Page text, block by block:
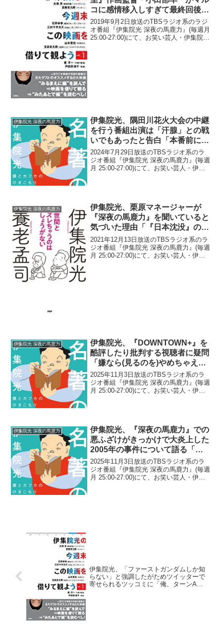
コに感情移入しすぎて最終回後に
「マルコを描けなくなった」逸話
に感動
2019年9月2日放送のTBSラジオ系のラジ
オ番組『伊集院光 深夜の馬鹿力』(毎週月
25:00-27:00)にて、お笑い芸人・伊集院光
伊集院光 深夜の馬鹿力
伊集院光、隅田川花火大会の中継
を行う番組出演は「汗腺」との戦
いでもあったと告白「本番前に汗
をかき始めたら…」
2024年7月29日放送のTBSラジオ系のラ
ジオ番組『伊集院光 深夜の馬鹿力』(毎週
月 25:00-27:00)にて、お笑い芸人・伊集
伊集院光 深夜の馬鹿力
伊集院光、栗原マネージャーが
『深夜の馬鹿力』を聞いていると
気づいた理由「『日本沈没』のこ
とを…」
2021年12月13日放送のTBSラジオ系のラ
ジオ番組『伊集院光 深夜の馬鹿力』(毎週
月 25:00-27:00)にて、お笑い芸人・伊集
伊集院光 深夜の馬鹿力
伊集院光、『DOWNTOWN+』を
酷評したり批判する視聴者に疑問
「嫌なら(見るのを)やめちゃえば
いいし」
2025年11月3日放送のTBSラジオ系のラ
ジオ番組『伊集院光 深夜の馬鹿力』(毎週
月 25:00-27:00)にて、お笑い芸人・伊集
伊集院光 深夜の馬鹿力
伊集院光、『深夜の馬鹿力』での
悪ふざけがきっかけで大炎上した
2005年の事件について語る「偶
然のいたずらが…」
2025年11月3日放送のTBSラジオ系のラ
ジオ番組『伊集院光 深夜の馬鹿力』(毎週
月 25:00-27:00)にて、お笑い芸人・伊集
伊集院光、「ファーストガンダムしか知
らない」と強調したがためツイッターで
寄せられるツッコミに「俺、ターンA劇